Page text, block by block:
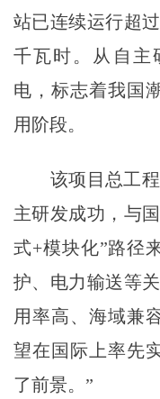
站已连续运行超
千瓦时。从自主
电，标志着我国
用阶段。
该项目总工程
主研发成功，与
式+模块化”路径
护、电力输送等
用率高、海域兼
望在国际上率先
了前景。”